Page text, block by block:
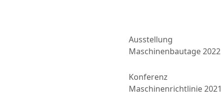
Ausstellung
Maschinenbautage 2022
Konferenz
Maschinenrichtlinie